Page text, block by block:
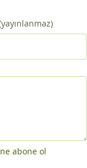
abone ol